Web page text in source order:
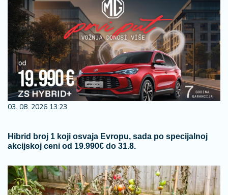
03. 08. 2026 13:23
Hibrid broj 1 koji osvaja Evropu, sada po specijalnoj
akcijskoj ceni od 19.990€ do 31.8.